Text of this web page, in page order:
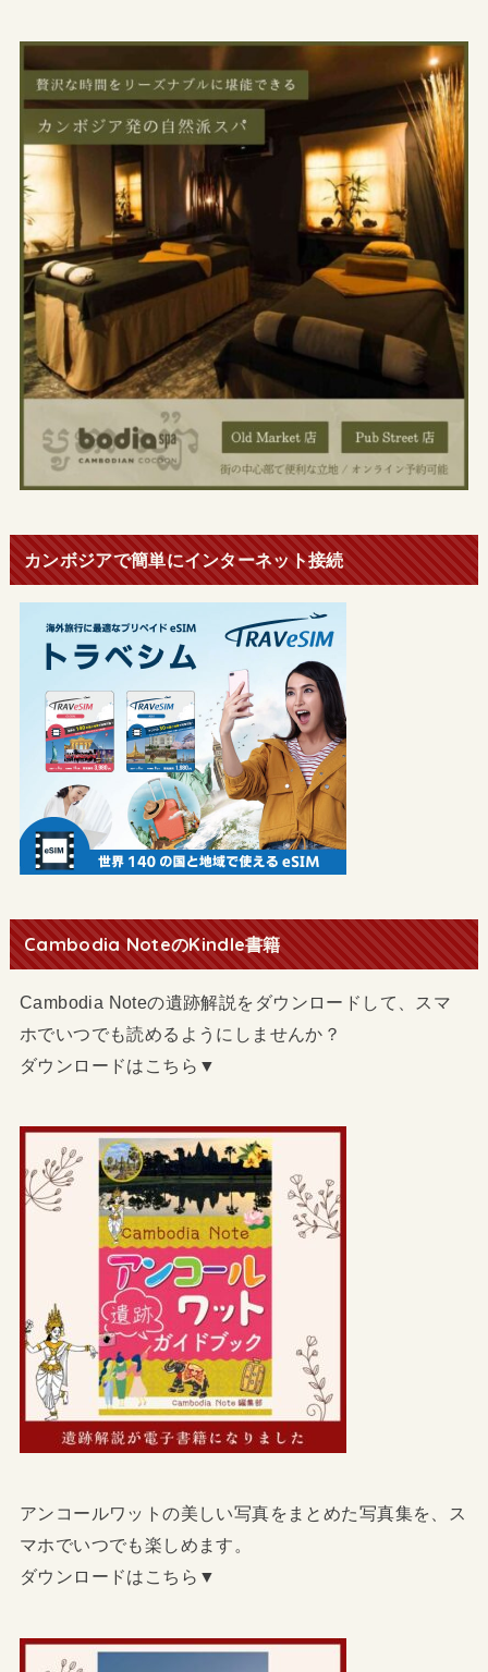
カンボジアで簡単にインターネット接続
Cambodia NoteのKindle書籍
Cambodia Noteの遺跡解説をダウンロードして、スマ
ホでいつでも読めるようにしませんか？
ダウンロードはこちら▼
アンコールワットの美しい写真をまとめた写真集を、ス
マホでいつでも楽しめます。
ダウンロードはこちら▼